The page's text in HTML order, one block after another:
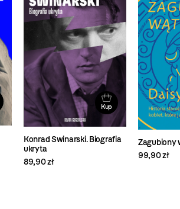
Kup
Konrad Swinarski. Biografia
ukryta
89,90 zł
Zagubiony
99,90 zł